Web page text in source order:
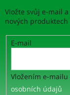
Vložte svůj e-mail
nových
E-mail
Vložením e-
osobních údajů